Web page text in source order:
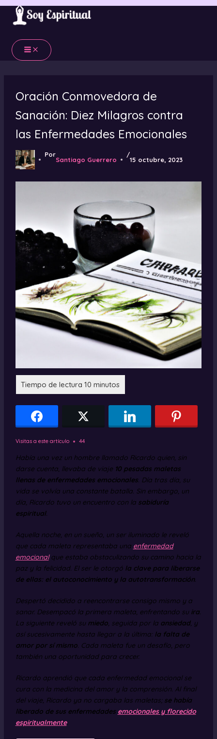
Ir
contenido
Oración Conmovedora de
Sanación: Diez Milagros contra
las Enfermedades Emocionales
Por
Santiago Guerrero
/
15 octubre, 2023
Visitas a este artículo 44
Había una vez un hombre llamado Ricardo quien, sin
darse cuenta, llevaba de viaje 10 pesadas maletas
llenas de enfermedades emocionales. Día tras día, su
vida se volvía una constante batalla. Sin embargo, un
día, Ricardo tuvo un encuentro con la sabiduría
espiritual.
Aquella noche, en un sueño, un ser iluminado le reveló
que cada maleta representaba una enfermedad
emocionalque estaba obstaculizando su camino hacia la
paz y la felicidad. El ser le otorgó la clave para liberarse
de ellas: el autoconocimiento y la autotransformación.
Despertó decidido a reencontrarse consigo mismo y a
sanar. Desempacó la primera maleta, enfrentando su ira.
La siguiente reveló su miedo, seguida por la ansiedad, y
así sucesivamente hasta llegar a la última: la falta de
amor por sí mismo. Cada maleta fue un desafío, pero
también una oportunidad para crecer.
Ricardo aprendió que cada enfermedad emocional se
cura con la medicina del amor y la comprensión. Al final
del viaje, Ricardo ya no cargaba las maletas; se había
liberado de sus enfermedades emocionales y florecido
espiritualmente.